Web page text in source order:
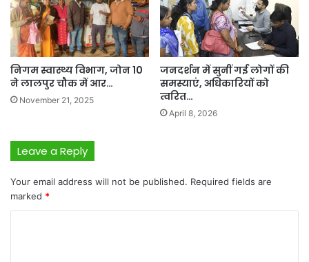
निगम स्वास्थ्य विभाग, जोन 10
ने लालपुर चौक में आर…
November 21, 2025
जनदर्शन में सुनीं गई लोगों की
समस्याएं, अधिकारियों को
त्वरित…
April 8, 2026
Leave a Reply
Your email address will not be published. Required fields are
marked *